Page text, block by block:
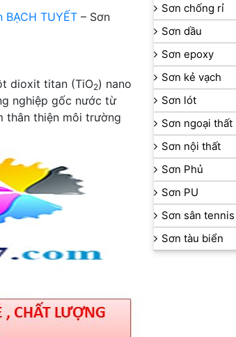
BẠCH TUYẾT – Sơn
dioxit titan (TiO2) nano
nghiệp gốc nước từ
thân thiện môi trường
Sơn chống rỉ
Sơn dầu
Sơn epoxy
Sơn kẻ vạch
Sơn lót
Sơn ngoại thất
Sơn nội thất
Sơn Phủ
Sơn PU
Sơn sân tennis
Sơn tàu biển